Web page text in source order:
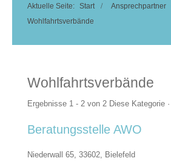
Aktuelle Seite: Start Ansprechpartner
Wohlfahrtsverbände
Wohlfahrtsverbände
Ergebnisse 1 - 2 von 2 Diese Kategorie ·
Beratungsstelle AWO
Niederwall 65, 33602, Bielefeld